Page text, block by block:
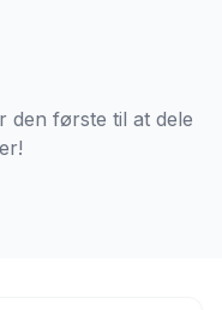
den første til at dele